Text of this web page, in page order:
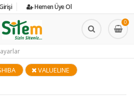
Hemen Üye Ol
0
VALUELINE